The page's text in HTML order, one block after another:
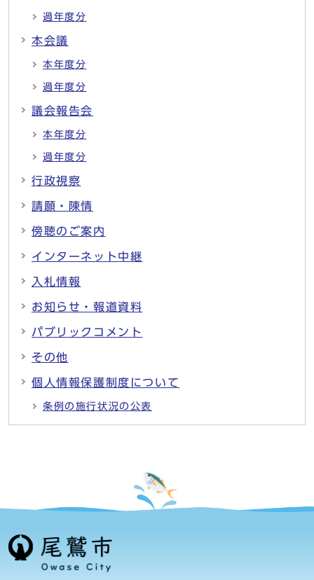
過年度分
本会議
本年度分
過年度分
議会報告会
本年度分
過年度分
行政視察
請願・陳情
傍聴のご案内
インターネット中継
入札情報
お知らせ・報道資料
パブリックコメント
その他
個人情報保護制度について
条例の施行状況の公表